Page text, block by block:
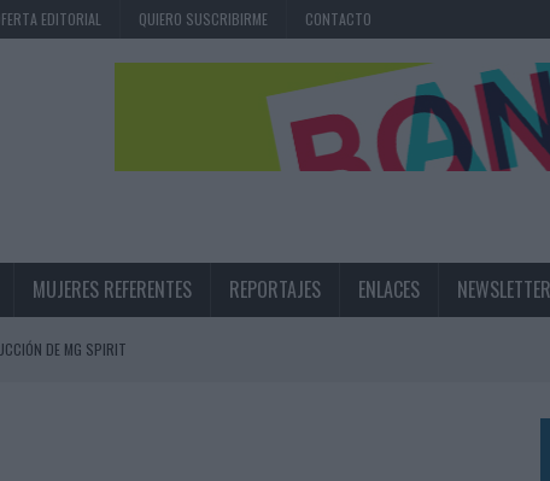
EDITORIAL QUIERO SUSCRIBIRME CONTACTO
MUJERES REFERENTES REPORTAJES ENLACES NEWSLETTER
DE MG SPIRIT
CENTRADA EN EL ORIGEN BARCELONÉS